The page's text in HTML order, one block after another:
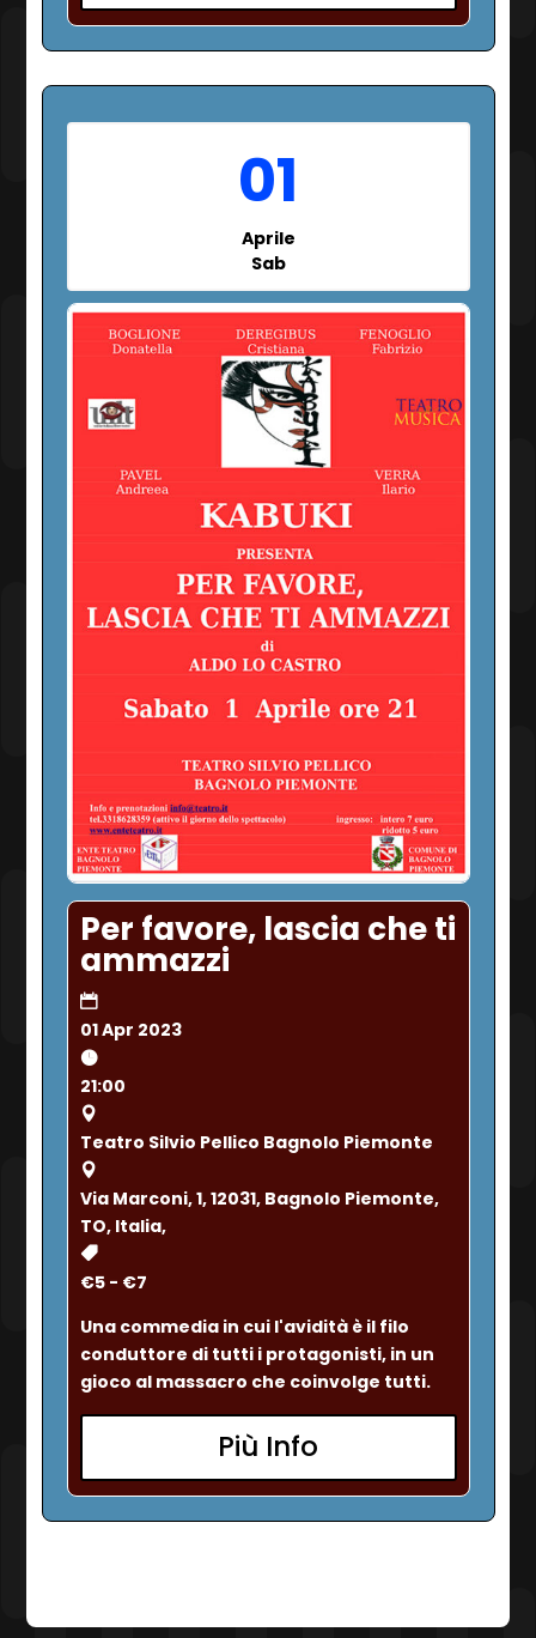
01
Aprile
Sab
Per favore, lascia che ti
ammazzi
01 Apr 2023
21:00
Teatro Silvio Pellico Bagnolo Piemonte
Via Marconi, 1, 12031, Bagnolo Piemonte,
TO, Italia,
€5 - €7
Una commedia in cui l'avidità è il filo
conduttore di tutti i protagonisti, in un
gioco al massacro che coinvolge tutti.
Più Info